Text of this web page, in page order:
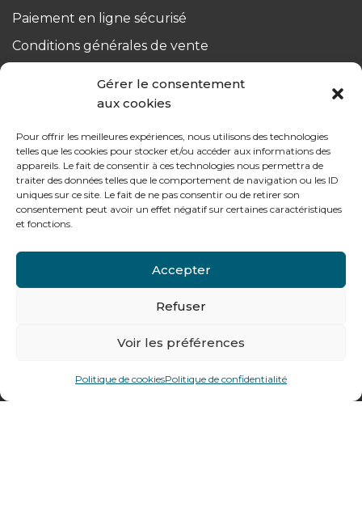
Gérer le consentement
aux cookies
Pour offrir les meilleures expériences, nous utilisons des technologies
telles que les cookies pour stocker et/ou accéder aux informations des
appareils. Le fait de consentir à ces technologies nous permettra de
traiter des données telles que le comportement de navigation ou les ID
uniques sur ce site. Le fait de ne pas consentir ou de retirer son
consentement peut avoir un effet négatif sur certaines caractéristiques
et fonctions.
Accepter
Refuser
Voir les préférences
Politique de cookiesPolitique de confidentialité
Paiement en ligne sécurisé
Conditions générales de vente
de 8h à 12h30 et de 13h30 à 17h20
Le vendredi :
de 8h à 12h30 et de 13h30 à 16h
478 rue Alexandre Richetta